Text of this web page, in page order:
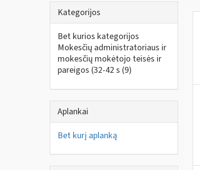
Kategorijos
Bet kurios kategorijos
Mokesčių administratoriaus ir
mokesčių mokėtojo teisės ir
pareigos (32-42 s (9)
Aplankai
Bet kurį aplanką